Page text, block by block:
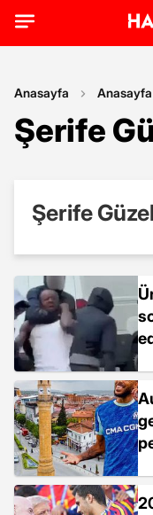
Anasayfa Anasayfa
Şerife
Şerife Güzel